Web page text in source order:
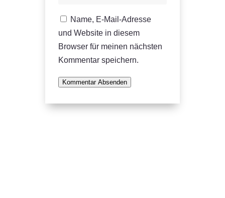
Name, E-Mail-Adresse
und Website in diesem
Browser für meinen nächsten
Kommentar speichern.
Kommentar Absenden